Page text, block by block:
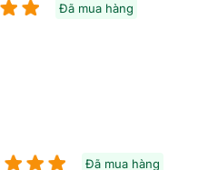
Đã mua hàng
Đã mua hàng